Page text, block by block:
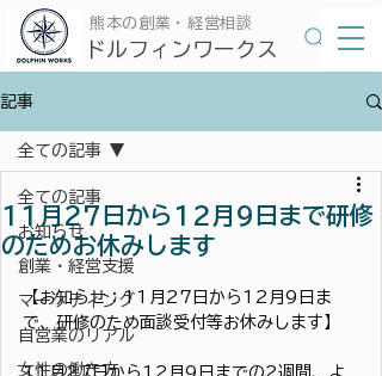
​ドルフィンワークス
​熊本の創業・経営相談
記事
全ての記事
お知らせ
創業・経営支援
マーケティング
自営業のリアル
女性の働き方
全ての記事
11月27日から12月9日まで研修
のためお休みします
【お知らせ：11月27日から12月9日ま
で、研修のため面談受付等お休みします】
11月27日から12月9日までの2週間、よ